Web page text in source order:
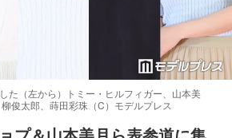
た（左から）トミー・ヒルフィガー、山本美
俊太郎、蒔田彩珠（C）モデルプレス